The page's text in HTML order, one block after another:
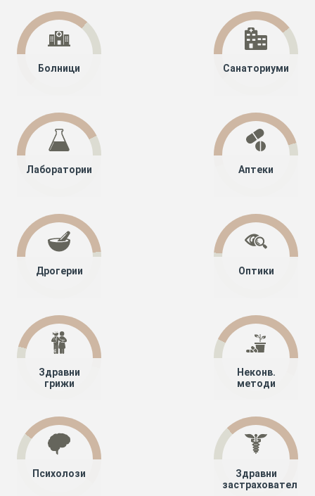
Болници Санаториуми
Лаборатории Аптеки
Дрогерии Оптики
Здравни
грижи
Неконв.
методи
Психолози
Здравни
застрахователи